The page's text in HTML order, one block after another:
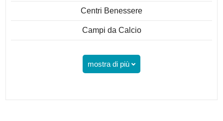
Centri Benessere
Campi da Calcio
mostra di più